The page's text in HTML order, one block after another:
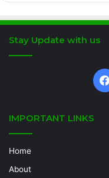
Stay Update with us
IMPORTANT LINKS
Home
About